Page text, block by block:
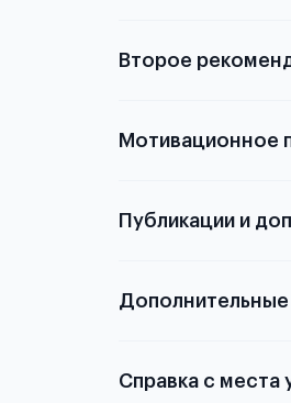
Второе
Мотивационное
Публикации и
Справка с места